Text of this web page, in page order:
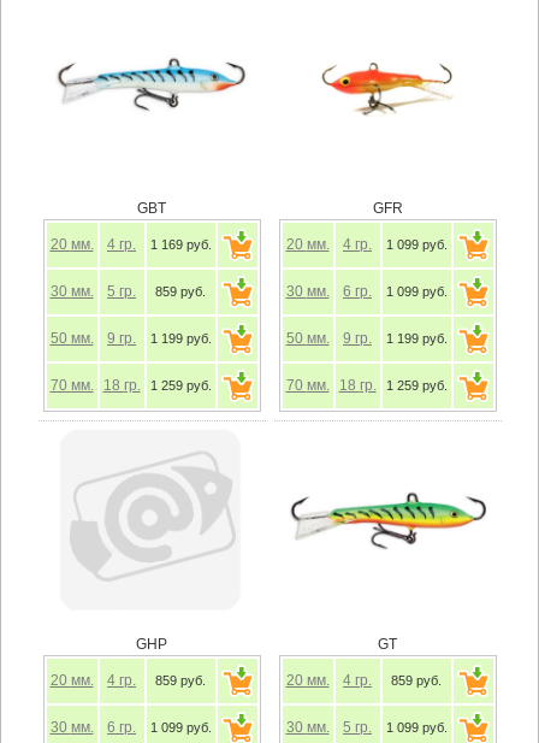
GBT
20 мм. 4 гр. 1 169 руб.
30 мм. 5 гр. 859 руб.
50 мм. 9 гр. 1 199 руб.
70 мм. 18 гр. 1 259 руб.
GFR
20 мм. 4 гр. 1 099 руб.
30 мм. 6 гр. 1 099 руб.
50 мм. 9 гр. 1 199 руб.
70 мм. 18 гр. 1 259 руб.
GHP
20 мм. 4 гр. 859 руб.
30 мм. 6 гр. 1 099 руб.
GT
20 мм. 4 гр. 859 руб.
30 мм. 5 гр. 1 099 руб.